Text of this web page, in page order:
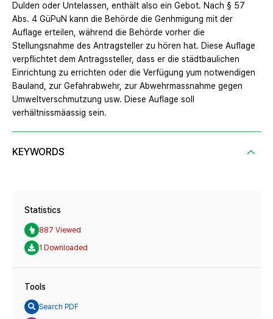
Dulden oder Untelassen, enthält also ein Gebot. Nach § 57
Abs. 4 GüPuN kann die Behörde die Genhmigung mit der
Auflage erteilen, während die Behörde vorher die
Stellungsnahme des Antragsteller zu hören hat. Diese Auflage
verpflichtet dem Antragssteller, dass er die städtbaulichen
Einrichtung zu errichten oder die Verfügung yum notwendigen
Bauland, zur Gefahrabwehr, zur Abwehrmassnahme gegen
Umweltverschmutzung usw. Diese Auflage soll
verhältnissmäassig sein.
KEYWORDS
Statistics
887 Viewed
1 Downloaded
Tools
Search PDF